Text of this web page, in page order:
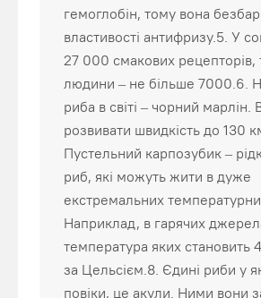
гемоглобін, тому вона
властивості антифризу.5. У
27 000 смакових рецепторів,
людини – не більше 7000.6.
риба в світі – чорний марлін.
розвивати швидкість до 130
Пустельний карпозубик –
риб, які можуть жити в дуже
екстремальних
Наприклад, в гарячих
температура яких становить
за Цельсієм.8. Єдині риби у
повіки, це акули. Ними вони